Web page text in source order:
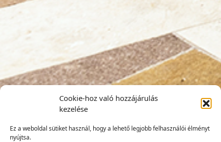
Cookie-hoz való hozzájárulás
kezelése
Ez a weboldal sütiket használ, hogy a lehető legjobb felhasználói élményt
nyújtsa.